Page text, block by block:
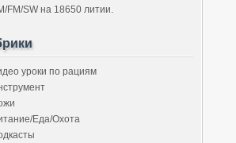
FM/SW на 18650 литии.
уроки по рациям
Еда/Охота